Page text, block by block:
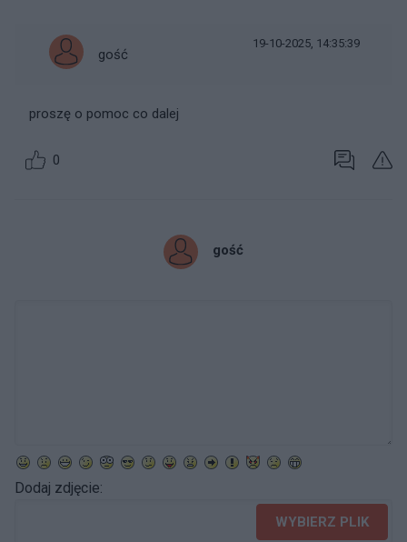
gość
19-10-2025, 14:35:39
proszę o pomoc co dalej
0
gość
Dodaj zdjęcie:
WYBIERZ PLIK